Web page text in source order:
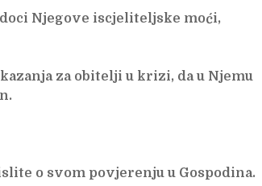
Njegove iscjeliteljske moći,
za obitelji u krizi, da u Njemu
o svom povjerenju u Gospodina.